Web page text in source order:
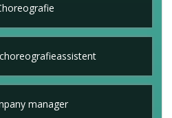
manager